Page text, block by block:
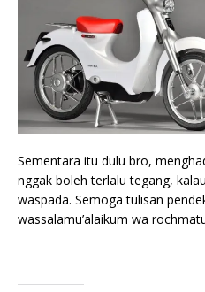
Sementara itu dulu bro,
nggak boleh terlalu tegang,
waspada. Semoga tulisan
wassalamu’alaikum wa